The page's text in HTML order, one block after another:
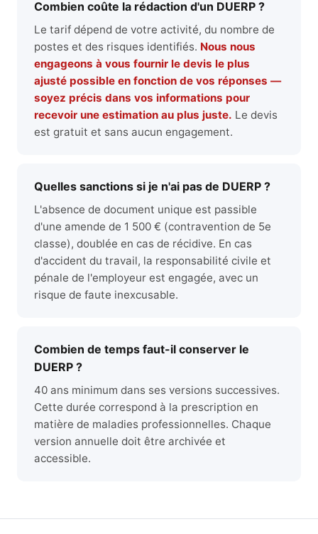
Combien coûte la rédaction d'un DUERP ?
Le tarif dépend de votre activité, du nombre de
postes et des risques identifiés. Nous nous
engageons à vous fournir le devis le plus
ajusté possible en fonction de vos réponses —
soyez précis dans vos informations pour
recevoir une estimation au plus juste. Le devis
est gratuit et sans aucun engagement.
Quelles sanctions si je n'ai pas de DUERP ?
L'absence de document unique est passible
d'une amende de 1 500 € (contravention de 5e
classe), doublée en cas de récidive. En cas
d'accident du travail, la responsabilité civile et
pénale de l'employeur est engagée, avec un
risque de faute inexcusable.
Combien de temps faut-il conserver le
DUERP ?
40 ans minimum dans ses versions successives.
Cette durée correspond à la prescription en
matière de maladies professionnelles. Chaque
version annuelle doit être archivée et
accessible.